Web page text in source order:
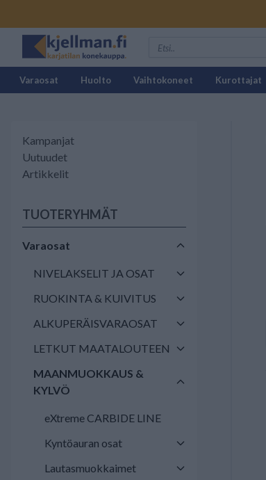
Varaosat Huolto Vaihtokoneet Kurottajat
Kampanjat
Uutuudet
Artikkelit
TUOTERYHMÄT
Varaosat
NIVELAKSELIT JA OSAT
RUOKINTA & KUIVITUS
ALKUPERÄISVARAOSAT
LETKUT MAATALOUTEEN
MAANMUOKKAUS &
KYLVÖ
eXtreme CARBIDE LINE
Kyntöauran osat
Lautasmuokkaimet